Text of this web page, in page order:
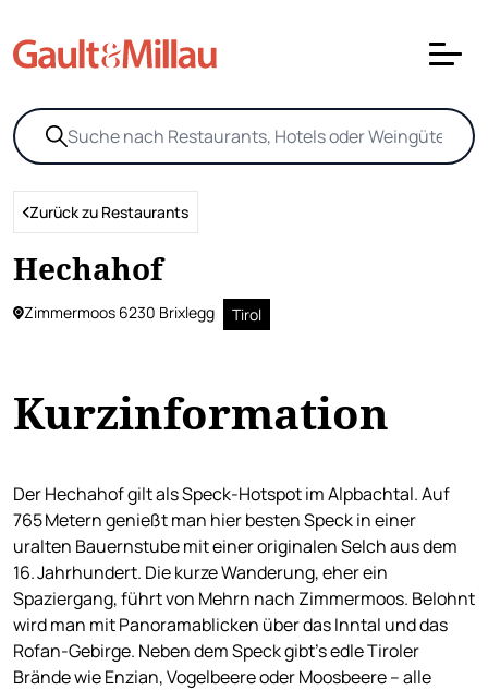
Zurück zu Restaurants
Hechahof
Zimmermoos 6230 Brixlegg Tirol
Kurzinformation
Der Hechahof gilt als Speck-Hotspot im Alpbachtal. Auf
765 Metern genießt man hier besten Speck in einer
uralten Bauernstube mit einer originalen Selch aus dem
16. Jahrhundert. Die kurze Wanderung, eher ein
Spaziergang, führt von Mehrn nach Zimmermoos. Belohnt
wird man mit Panoramablicken über das Inntal und das
Rofan-Gebirge. Neben dem Speck gibt’s edle Tiroler
Brände wie Enzian, Vogelbeere oder Moosbeere – alle